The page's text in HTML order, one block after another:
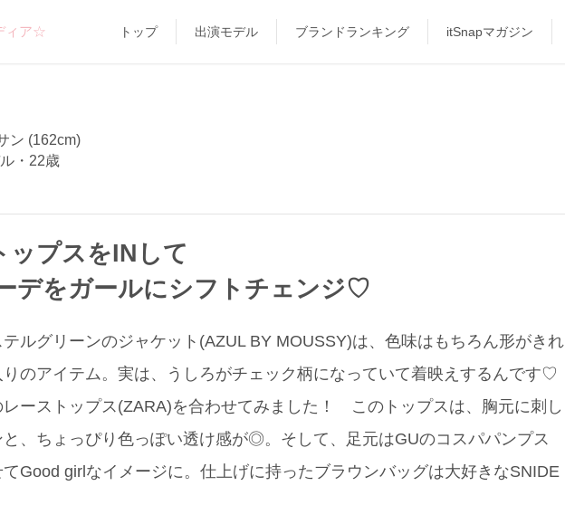
ィア☆ トップ 出演モデル ブランドランキング itSnapマガジン
ン (162cm)
・22歳
ップスをINして
デをガールにシフトチェンジ♡
ルグリーンのジャケット(AZUL BY MOUSSY)は、色味はもちろん形がきれ
のアイテム。実は、うしろがチェック柄になっていて着映えするんです♡
ーストップス(ZARA)を合わせてみました！ このトップスは、胸元に刺し
、ちょっぴり色っぽい透け感が◎。そして、足元はGUのコスパパンプス
Good girlなイメージに。仕上げに持ったブラウンバッグは大好きなSNIDE